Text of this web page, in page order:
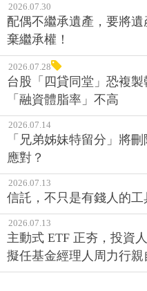
2026.07.30
配偶不繼承遺產，要將
棄繼承權！
2026.07.28
台股「四貸同堂」恐複
「融資體脂率」不高
2026.07.14
「兄弟姊妹特留分」將
應對？
2026.07.13
信託，不只是有錢人的
2026.07.13
主動式 ETF 正夯，投資
擬任基金經理人周力行親